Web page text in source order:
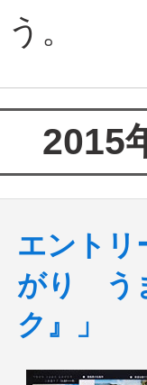
う。
2015
エント
がり う
ク』」